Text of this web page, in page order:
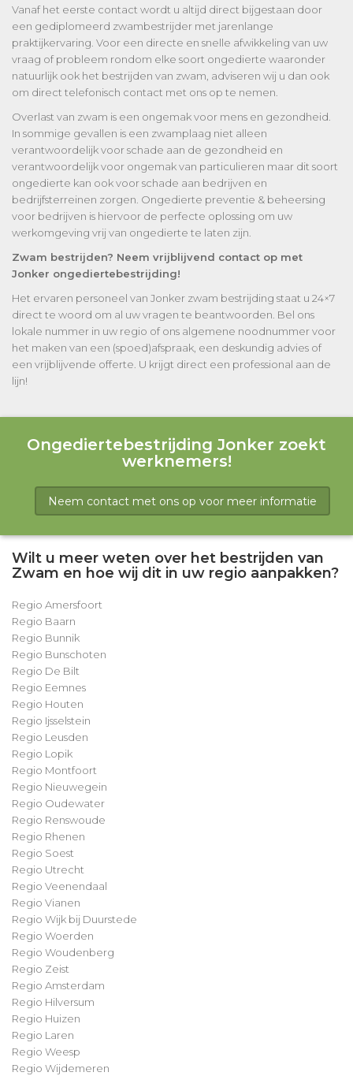
Vanaf het eerste contact wordt u altijd direct bijgestaan door
een gediplomeerd zwambestrijder met jarenlange
praktijkervaring. Voor een directe en snelle afwikkeling van uw
vraag of probleem rondom elke soort ongedierte waaronder
natuurlijk ook het bestrijden van zwam, adviseren wij u dan ook
om direct telefonisch contact met ons op te nemen.
Overlast van zwam is een ongemak voor mens en gezondheid.
In sommige gevallen is een zwamplaag niet alleen
verantwoordelijk voor schade aan de gezondheid en
verantwoordelijk voor ongemak van particulieren maar dit soort
ongedierte kan ook voor schade aan bedrijven en
bedrijfsterreinen zorgen. Ongedierte preventie & beheersing
voor bedrijven is hiervoor de perfecte oplossing om uw
werkomgeving vrij van ongedierte te laten zijn.
Zwam bestrijden? Neem vrijblijvend contact op met
Jonker ongediertebestrijding!
Het ervaren personeel van Jonker zwam bestrijding staat u 24×7
direct te woord om al uw vragen te beantwoorden. Bel ons
lokale nummer in uw regio of ons algemene noodnummer voor
het maken van een (spoed)afspraak, een deskundig advies of
een vrijblijvende offerte. U krijgt direct een professional aan de
lijn!
Ongediertebestrijding Jonker zoekt
werknemers!
Neem contact met ons op voor meer informatie
Wilt u meer weten over het bestrijden van
Zwam en hoe wij dit in uw regio aanpakken?
Regio Amersfoort
Regio Baarn
Regio Bunnik
Regio Bunschoten
Regio De Bilt
Regio Eemnes
Regio Houten
Regio Ijsselstein
Regio Leusden
Regio Lopik
Regio Montfoort
Regio Nieuwegein
Regio Oudewater
Regio Renswoude
Regio Rhenen
Regio Soest
Regio Utrecht
Regio Veenendaal
Regio Vianen
Regio Wijk bij Duurstede
Regio Woerden
Regio Woudenberg
Regio Zeist
Regio Amsterdam
Regio Hilversum
Regio Huizen
Regio Laren
Regio Weesp
Regio Wijdemeren